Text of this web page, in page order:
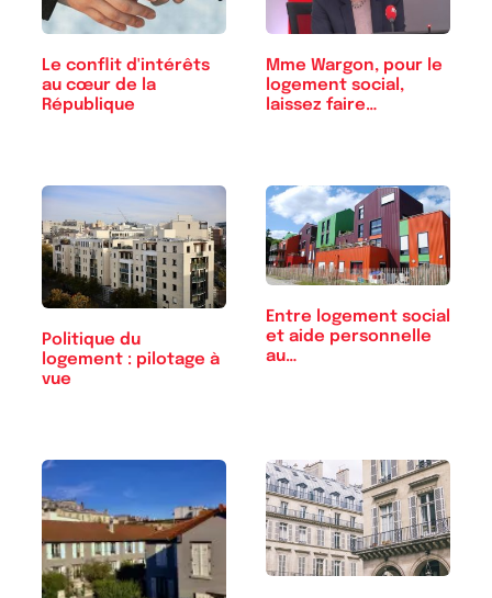
Le conflit d'intérêts
au cœur de la
République
Mme Wargon, pour le
logement social,
laissez faire…
Politique du
logement : pilotage à
vue
Entre logement social
et aide personnelle
au…